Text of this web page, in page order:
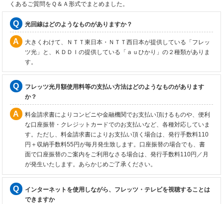
くあるご質問をＱ＆Ａ形式でまとめました。
光回線はどのようなものがありますか？
大きくわけて、ＮＴＴ東日本・ＮＴＴ西日本が提供している「フレッ
ツ光」と、ＫＤＤＩの提供している「ａｕひかり」の２種類がありま
す。
フレッツ光月額使用料等の支払い方法はどのようなものがあります
か？
料金請求書によりコンビニや金融機関でお支払い頂けるものや、便利
な口座振替・クレジットカードでのお支払いなど、各種対応していま
す。ただし、料金請求書によりお支払い頂く場合は、発行手数料110
円＋収納手数料55円が毎月発生致します。口座振替の場合でも、書
面で口座振替のご案内をご利用なさる場合は、発行手数料110円／月
が発生いたします。あらかじめご了承ください。
インターネットを使用しながら、フレッツ・テレビを視聴することは
できますか